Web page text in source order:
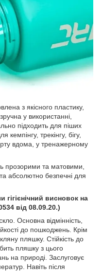
з якісного пластику,
у використанні,
підходить для піших
кемпінгу, трекінгу, бігу,
вдома, у тренажерному
прозорими та матовими,
абсолютно безпечні для
висновок на
від 08.09.20.)
Основна відмінність,
до пошкоджень. Крім
пляшку. Стійкість до
пляшку з цього
на природі. Заслуговує
Навіть після